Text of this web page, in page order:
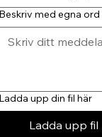
med egna
upp din fil här
Ladda upp fil